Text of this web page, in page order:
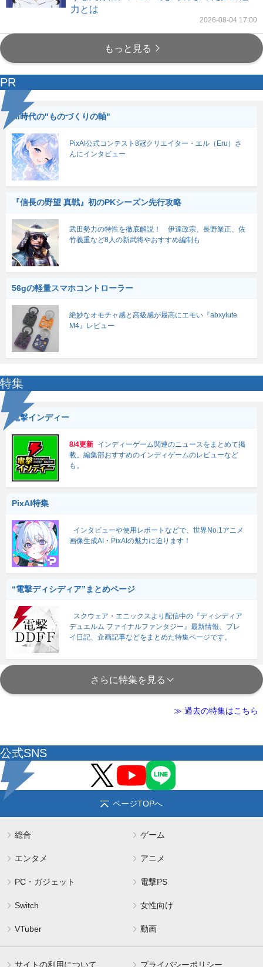
力とは
2026-08-04 17:00
もっと見る
PR
AI時代の"ものづくりの軸"
PixAI公式コンテスト8冠クリエイター・エル（Eru）さ
んにインタビュー
『信長の野望 真戦』初のPKシーズン先行攻略
武田勢力の特性を徹底解説！ 伊達政宗、長野業正、佐
竹義重など8人の新武将やおすすめ編制も
56gの軽量スマホコントローラー
絶妙なオモチャ感と高級感が最高にエモい『abxylute
M4』レビュー
特集
電撃インディー
8/4更新 インディーゲーム関連のニュースをまとめて掲
載。編集部おすすめのインディゲームのレビューなど
も。
PixAI特集
インタビューや使用レポートなどで、世界No.1アニメ
画像生成AI・PixAIの魅力に迫ります！
“電撃ディシディア”まとめページ
スクウェア・エニックスより配信中の『ディシディア
デュエルム ファイナルファンタジー』最新情報、プレ
イ日記、企画記事などをまとめた特集ページです。
さらに特集を見る
≫ 過去の特集はこちら
公式SNS
ページTOPへ
総合 ゲーム
エンタメ アニメ
PC・ガジェット 電撃PS
Switch 女性向け
VTuber 動画
サイトの利用について プライバシーポリシー